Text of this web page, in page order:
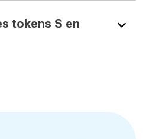
tokens S en